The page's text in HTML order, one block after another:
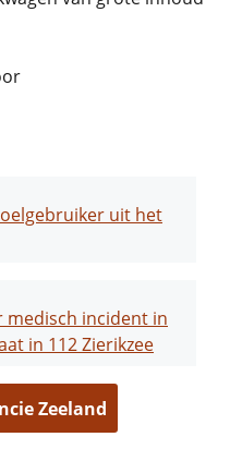
uit het
medisch incident in
in 112 Zierikzee
Zeeland